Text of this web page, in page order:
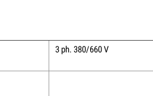
3 ph. 380/660 V